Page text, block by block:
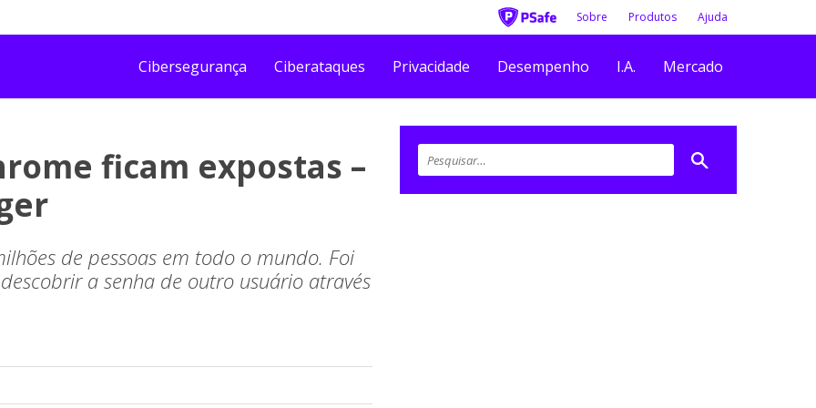
Sobre Produtos Ajuda
Cibersegurança Ciberataques Privacidade Desempenho I.A. Mercado
ficam expostas –
de pessoas em todo o mundo. Foi
a senha de outro usuário através